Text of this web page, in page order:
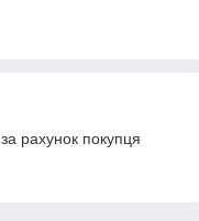
рахунок покупця